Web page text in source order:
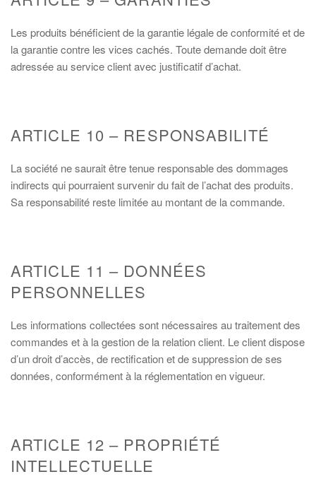
Les produits bénéficient de la garantie légale de conformité et de
la garantie contre les vices cachés. Toute demande doit être
adressée au service client avec justificatif d’achat.
ARTICLE 10 – RESPONSABILITÉ
La société ne saurait être tenue responsable des dommages
indirects qui pourraient survenir du fait de l’achat des produits.
Sa responsabilité reste limitée au montant de la commande.
ARTICLE 11 – DONNÉES
PERSONNELLES
Les informations collectées sont nécessaires au traitement des
commandes et à la gestion de la relation client. Le client dispose
d’un droit d’accès, de rectification et de suppression de ses
données, conformément à la réglementation en vigueur.
ARTICLE 12 – PROPRIÉTÉ
INTELLECTUELLE